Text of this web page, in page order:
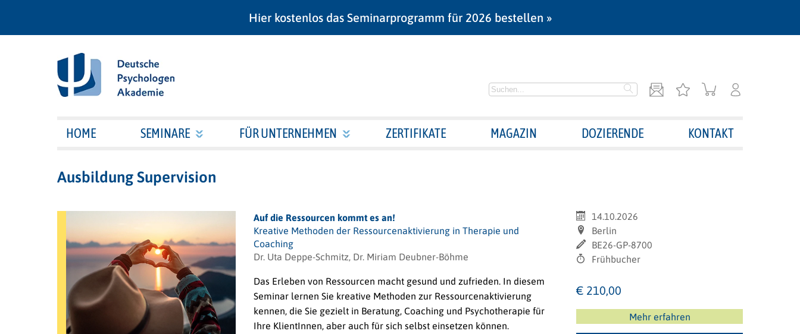
Hier kostenlos das Seminarprogramm für 2026 bestellen »
HOME SEMINARE FÜR UNTERNEHMEN ZERTIFIKATE MAGAZIN DOZIERENDE KONTAKT
Ausbildung Supervision
Auf die Ressourcen kommt es an!
Kreative Methoden der Ressourcenaktivierung in Therapie und
Coaching
Dr. Uta Deppe-Schmitz, Dr. Miriam Deubner-Böhme
Das Erleben von Ressourcen macht gesund und zufrieden. In diesem
Seminar lernen Sie kreative Methoden zur Ressourcenaktivierung
kennen, die Sie gezielt in Beratung, Coaching und Psychotherapie für
Ihre KlientInnen, aber auch für sich selbst einsetzen können.
14.10.2026
Berlin
BE26-GP-8700
Frühbucher
€ 210,00
Mehr erfahren